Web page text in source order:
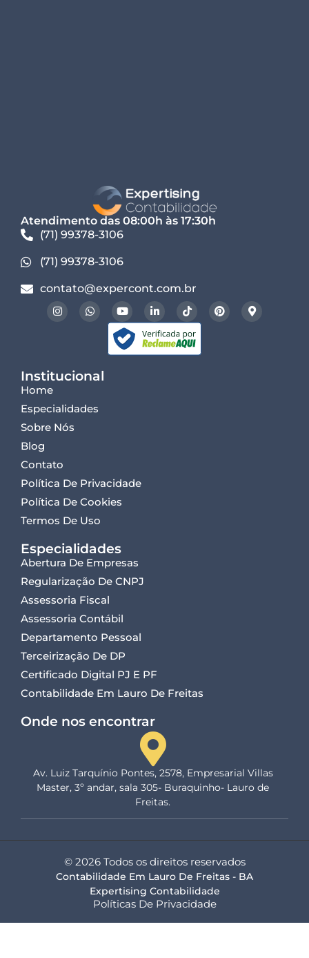
Atendimento das 08:00h às 17:30h
(71) 99378-3106
(71) 99378-3106
contato@expercont.com.br
Institucional
Home
Especialidades
Sobre Nós
Blog
Contato
Política De Privacidade
Política De Cookies
Termos De Uso
Especialidades
Abertura De Empresas
Regularização De CNPJ
Assessoria Fiscal
Assessoria Contábil
Departamento Pessoal
Terceirização De DP
Certificado Digital PJ E PF
Contabilidade Em Lauro De Freitas
Onde nos encontrar
Av. Luiz Tarquínio Pontes, 2578, Empresarial Villas
Master, 3º andar, sala 305- Buraquinho- Lauro de
Freitas.
© 2026 Todos os direitos reservados
Contabilidade Em Lauro De Freitas - BA
Expertising Contabilidade
Políticas De Privacidade